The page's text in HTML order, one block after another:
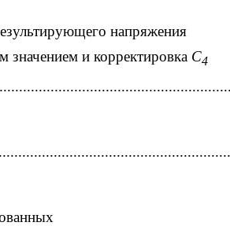
напряжения
значением и корректировка С4